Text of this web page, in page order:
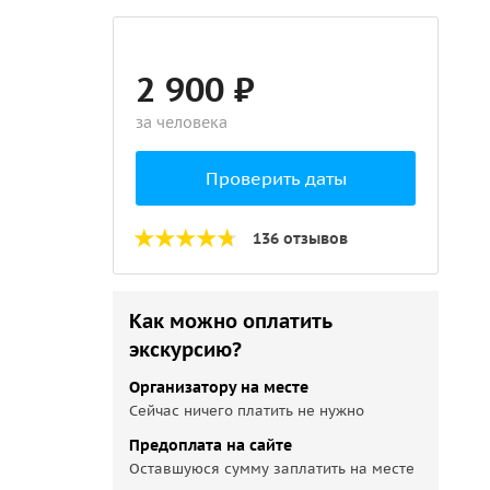
2 900 ₽
за человека
Проверить даты
136 отзывов
Как можно оплатить
экскурсию?
Организатору на месте
Сейчас ничего платить не нужно
Предоплата на сайте
Оставшуюся сумму заплатить на месте